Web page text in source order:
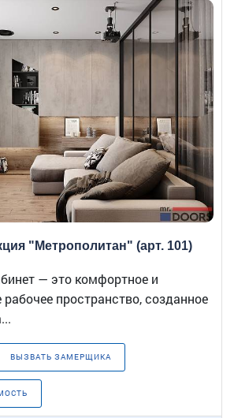
"Метрополитан" (арт. 101)
— это комфортное и
пространство, созданное
ВЫЗВАТЬ ЗАМЕРЩИКА